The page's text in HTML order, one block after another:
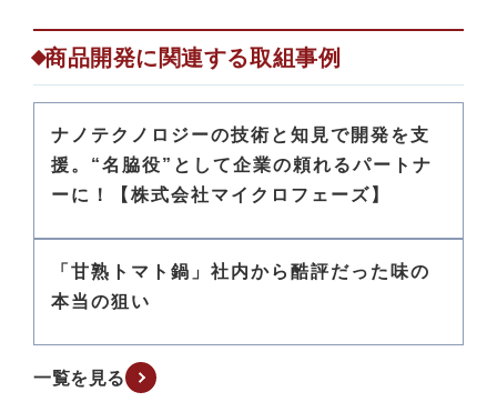
商品開発に関連する取組事例
ナノテクノロジーの技術と知見で開発を支
援。“名脇役”として企業の頼れるパートナ
ーに！【株式会社マイクロフェーズ】
「甘熟トマト鍋」社内から酷評だった味の
本当の狙い
一覧を見る